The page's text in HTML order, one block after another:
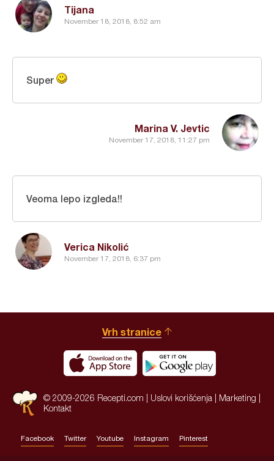
Tijana
November 18, 2018, 8:52 am
Marina V. Jevtic
November 17, 2018, 11:27 pm
Super
Verica Nikolić
November 17, 2018, 6:37 pm
Veoma lepo izgleda!!
Vrh stranice
© 2009-2026 Recepti.com | Uslovi korišćenja Marketing
Kontakt
Facebook Twitter Youtube Instagram Pinterest